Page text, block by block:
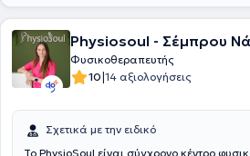
Physiosoul - Σέμπρου
Φυσικοθεραπευτής
10|14 αξιολογήσεις
Σχετικά με την ειδικό
Το PhysioSoul είναι σύγχρονο κέντρο